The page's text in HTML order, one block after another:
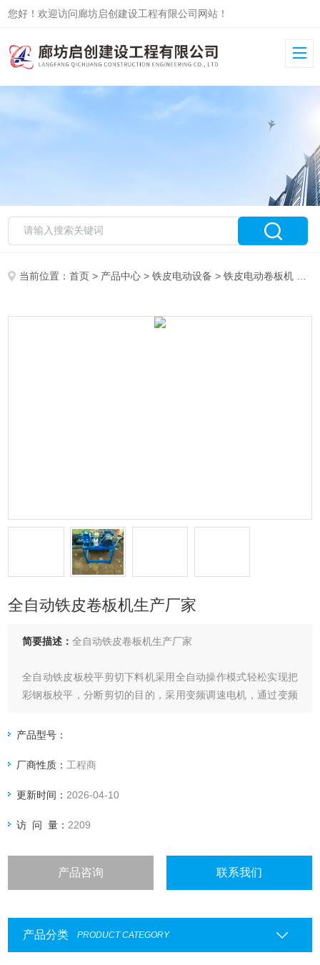
您好！欢迎访问廊坊启创建设工程有限公司网站！
当前位置：首页 > 产品中心 >铁皮电动设备 >铁皮电动卷板机
全自动铁皮卷板机生产厂家
简要描述：全自动铁皮卷板机生产厂家
全自动铁皮板校平剪切下料机采用全自动操作模式轻松实现把
彩钢板校平，分断剪切的目的，采用变频调速电机，通过变频
动控制柜和接料台，可根据用户剪切板料厚薄及长度、数量的
占用人手的问题，提高了剪
产品型号：
厂商性质： 工程商
更新时间： 2026-04-10
访 问 量： 2209
产品咨询 联系我们
产品分类 PRODUCT CATEGORY